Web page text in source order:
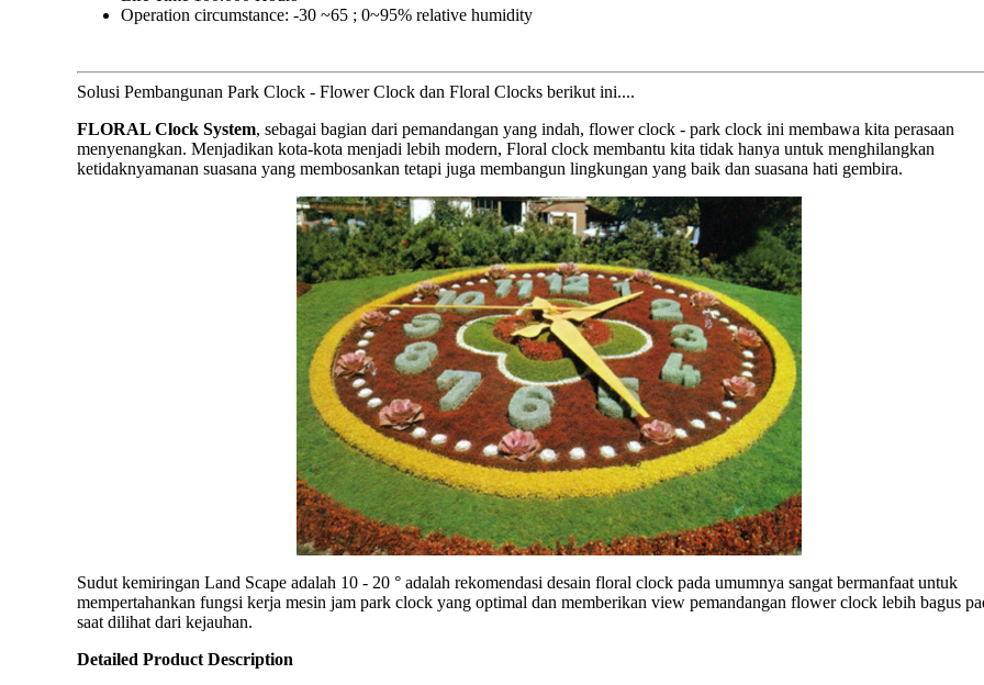
Operation circumstance: -30 ~65 ; 0~95% relative humidity
Solusi Pembangunan Park Clock - Flower Clock dan Floral Clocks berikut ini....
FLORAL Clock System, sebagai bagian dari pemandangan yang indah, flower clock - park clock ini membawa kita perasaan
menyenangkan. Menjadikan kota-kota menjadi lebih modern, Floral clock membantu kita tidak hanya untuk menghilangkan
ketidaknyamanan suasana yang membosankan tetapi juga membangun lingkungan yang baik dan suasana hati gembira.
Sudut kemiringan Land Scape adalah 10 - 20 ° adalah rekomendasi desain floral clock pada umumnya sangat bermanfaat untuk
mempertahankan fungsi kerja mesin jam park clock yang optimal dan memberikan view pemandangan flower clock lebih bagus
saat dilihat dari kejauhan.
Detailed Product Description